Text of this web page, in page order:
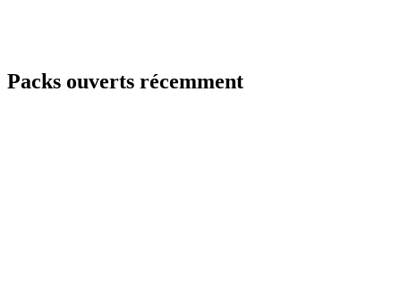
Packs ouverts récemment